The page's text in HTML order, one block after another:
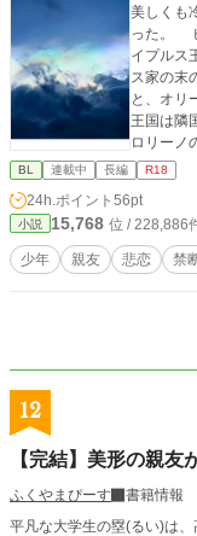
美しくも
った。 ビスマス王家。 グロウ王家。 ダン王家。 ネ
イプルス王家。 ジャロリーノは、四
ス家の
と、オリー
王国は隣
ロリーノ
の死』は
の苦しみ
はしたな
ジャロ
は、無い。 人々はジャロリーノを悲劇の王子
不憫な王
い恋、
少年たち
BL 連載中 長編 R18
24h.ポイント 56pt
小説 15,768 位 / 228,886
少年 親友 悲恋 禁
12
【完結】美形の親
ふくやまぴーす
書籍情報
平凡な大学生の塁(るい)は